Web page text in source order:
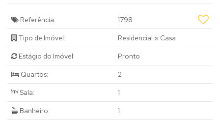
Referência: 1798
Tipo de Imóvel: Residencial » Casa
Estágio do Imóvel: Pronto
Quartos: 2
Sala: 1
Banheiro: 1